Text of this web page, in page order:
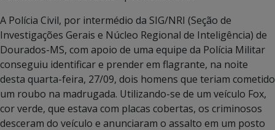
A Polícia Civil, por intermédio da SIG/NRI (Seção de
Investigações Gerais e Núcleo Regional de Inteligência) de
Dourados-MS, com apoio de uma equipe da Polícia Militar
conseguiu identificar e prender em flagrante, na noite
desta quarta-feira, 27/09, dois homens que teriam cometido
um roubo na madrugada. Utilizando-se de um veículo Fox,
cor verde, que estava com placas cobertas, os criminosos
desceram do veículo e anunciaram o assalto em um posto